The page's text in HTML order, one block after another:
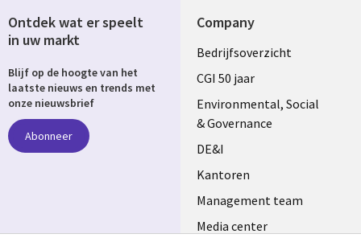
Company
Useful
links
NETHERLANDS
Bedrijfsoverzicht
CGI 50 jaar
Environmental, Social
& Governance
DE&I
Kantoren
Management team
Media center
Ontdek wat er speelt
in uw markt
Blijf op de hoogte van het
laatste nieuws en trends met
onze nieuwsbrief
Abonneer